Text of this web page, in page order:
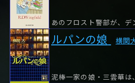
ルパンの娘 横関
泥棒一家の娘・三雲華は